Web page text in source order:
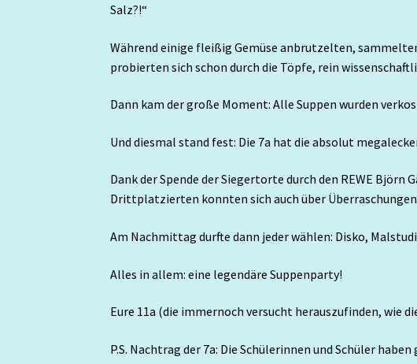
Salz?!“
Während einige fleißig Gemüse anbrutzelten,
probierten sich schon durch die Töpfe, rein
Dann kam der große Moment: Alle Suppen wurden
Und diesmal stand fest: Die 7a hat die absolut
Dank der Spende der Siegertorte durch den REWE Björn
Drittplatzierten konnten sich auch über
Am Nachmittag durfte dann jeder wählen: Disko,
Alles in allem: eine legendäre Suppenparty!
Eure 11a (die immernoch versucht herauszufinden, wie
P.S. Nachtrag der 7a: Die Schülerinnen und Schüler